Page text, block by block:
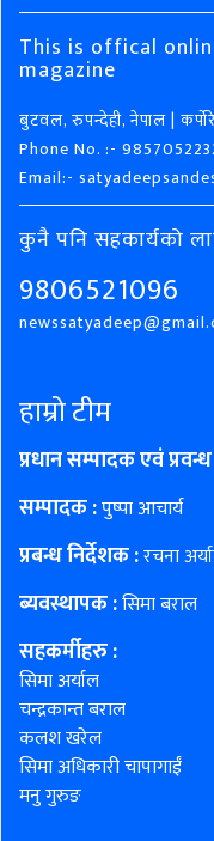
This is offical
magazine
बुटवल, रुपन्देही, नेपाल |
Phone No. :-
Email:-
कुनै पनि सहकार्यको
9806521096
हाम्रो टीम
प्रधान सम्पादक एवं
सम्पादक :पुष्पा आचार्य
प्रबन्ध निर्देशक :रचना
ब्यवस्थापक :सिमा बराल
सहकर्मीहरु:
सिमा अर्याल
चन्द्रकान्त बराल
कलश खरेल
सिमा अधिकारी चापागाईं
मनु गुरुङ